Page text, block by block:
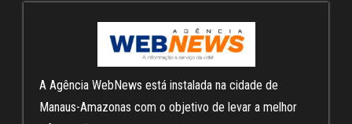
A Agência WebNews está instalada na cidade de
Manaus-Amazonas com o objetivo de levar a melhor